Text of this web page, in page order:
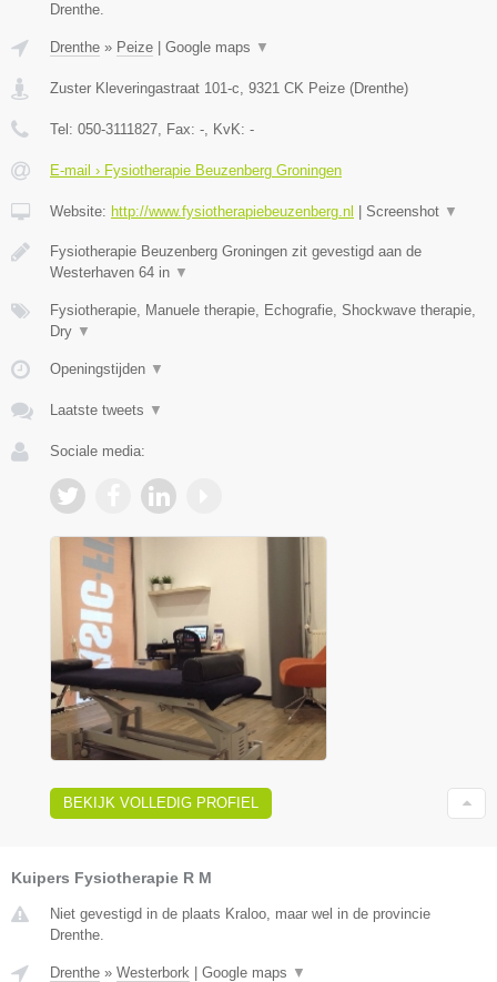
Drenthe.
Drenthe » Peize Google maps ▼
Zuster Kleveringastraat 101-c, 9321 CK Peize (Drenthe)
Tel: 050-3111827, Fax: -, KvK: -
E-mail › Fysiotherapie Beuzenberg Groningen
Website: http://www.fysiotherapiebeuzenberg.nl Screenshot ▼
Fysiotherapie Beuzenberg Groningen zit gevestigd aan de
Westerhaven 64 in ▼
Fysiotherapie, Manuele therapie, Echografie, Shockwave therapie,
Dry ▼
Openingstijden ▼
Laatste tweets ▼
Sociale media:
BEKIJK VOLLEDIG PROFIEL
Kuipers Fysiotherapie R M
Niet gevestigd in de plaats Kraloo, maar wel in de provincie
Drenthe.
Drenthe » Westerbork Google maps ▼